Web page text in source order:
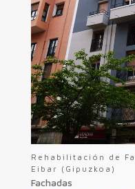
Rehabilitación de
Eibar (Gipuzkoa)
Fachadas